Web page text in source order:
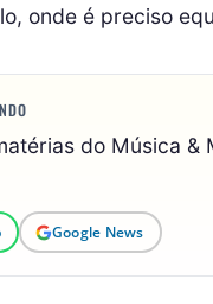
onde é preciso
do Música
Google News